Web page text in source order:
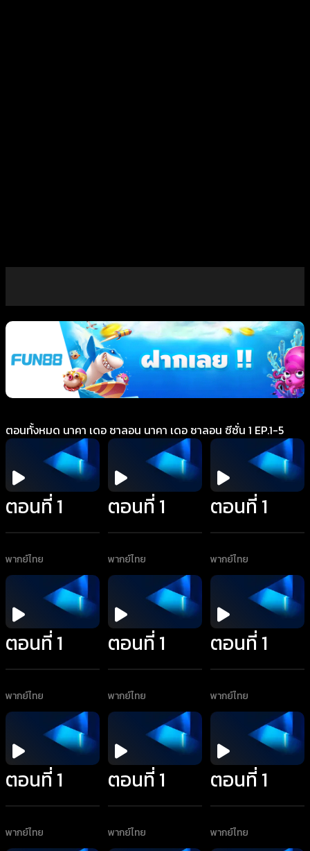
ตอนทั้งหมด นาคา เดอ ซาลอน นาคา เดอ ซาลอน ซีซั่น 1 EP.1-5
ตอนที่ 1
พากย์ไทย
ตอนที่ 1
พากย์ไทย
ตอนที่ 1
พากย์ไทย
ตอนที่ 1
พากย์ไทย
ตอนที่ 1
พากย์ไทย
ตอนที่ 1
พากย์ไทย
ตอนที่ 1
พากย์ไทย
ตอนที่ 1
พากย์ไทย
ตอนที่ 1
พากย์ไทย